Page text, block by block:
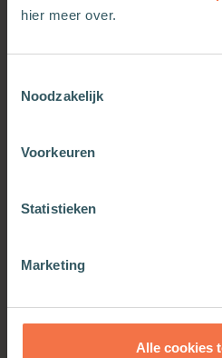
hier meer over.
Noodzakelijk
Voorkeuren
Statistieken
Marketing
Alle cookies
in Amerika en de Liga der
Meer informatie